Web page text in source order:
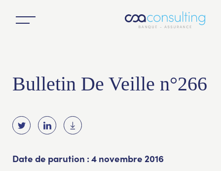
Bulletin De Veille n°266
Date de parution : 4 novembre 2016